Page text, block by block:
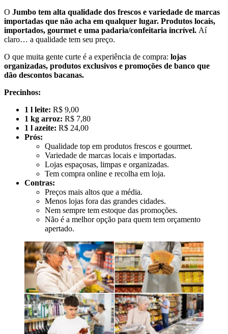
O Jumbo tem alta qualidade dos frescos e variedade de marcas
importadas que não acha em qualquer lugar. Produtos locais,
importados, gourmet e uma padaria/confeitaria incrível. Aí
claro… a qualidade tem seu preço.
O que muita gente curte é a experiência de compra: lojas
organizadas, produtos exclusivos e promoções de banco que
dão descontos bacanas.
Precinhos:
1 l leite: R$ 9,00
1 kg arroz: R$ 7,80
1 l azeite: R$ 24,00
Prós:
Qualidade top em produtos frescos e gourmet.
Variedade de marcas locais e importadas.
Lojas espaçosas, limpas e organizadas.
Tem compra online e recolha em loja.
Contras:
Preços mais altos que a média.
Menos lojas fora das grandes cidades.
Nem sempre tem estoque das promoções.
Não é a melhor opção para quem tem orçamento
apertado.